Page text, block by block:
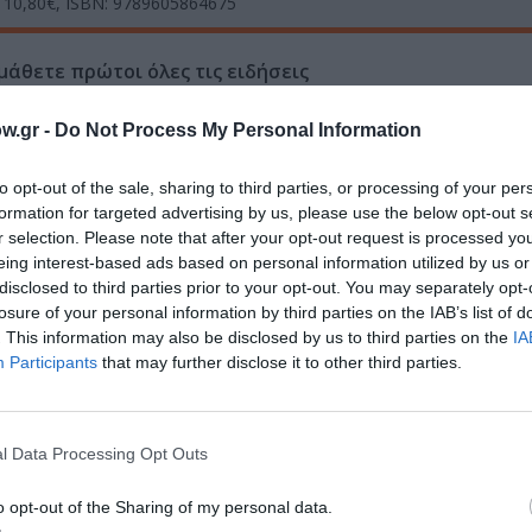
- Do Not Process My Personal Information
opt-out of the sale, sharing to third parties, or processing of your
for targeted advertising by us, please use the below opt-out
selection. Please note that after your opt-out request is processed
interest-based ads based on personal information utilized by us
to third parties prior to your opt-out. You may separately
of your personal information by third parties on the IAB’s list of
This information may also be disclosed by us to third parties on the
Participants that may further disclose it to other third parties.
Data Processing Opt Outs
opt-out of the Sharing of my personal data.
πρώτοι όλες τις ειδήσεις
στο Culturenow.gr
Δες
ΜΕΛΙΝΑ ΜΕΡΚΟΥΡΗ ΠΕΖΟΓΡΑΦΙΑ
και τον Πολιτισμό!
το Culturenow.gr